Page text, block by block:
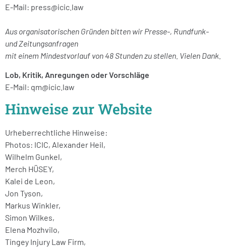
E-Mail: press@icic.law
Aus organisatorischen Gründen bitten wir Presse-, Rundfunk-
und Zeitungsanfragen
mit einem Mindestvorlauf von 48 Stunden zu stellen. Vielen Dank.
Lob, Kritik, Anregungen oder Vorschläge
E-Mail: qm@icic.law
Hinweise zur Website
Urheberrechtliche Hinweise:
Photos: ICIC, Alexander Heil,
Wilhelm Gunkel,
Merch HÜSEY,
Kalei de Leon,
Jon Tyson,
Markus Winkler,
Simon Wilkes,
Elena Mozhvilo,
Tingey Injury Law Firm,